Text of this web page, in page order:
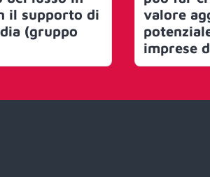
il supporto di
(gruppo
valore
imprese
Italy’
Lo studio